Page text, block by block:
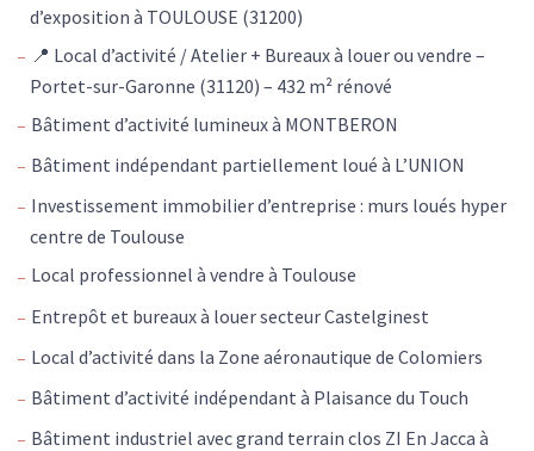
d’exposition à TOULOUSE (31200)
📍 Local d’activité / Atelier + Bureaux à louer ou vendre –
Portet-sur-Garonne (31120) – 432 m² rénové
Bâtiment d’activité lumineux à MONTBERON
Bâtiment indépendant partiellement loué à L’UNION
Investissement immobilier d’entreprise : murs loués hyper
centre de Toulouse
Local professionnel à vendre à Toulouse
Entrepôt et bureaux à louer secteur Castelginest
Local d’activité dans la Zone aéronautique de Colomiers
Bâtiment d’activité indépendant à Plaisance du Touch
Bâtiment industriel avec grand terrain clos ZI En Jacca à